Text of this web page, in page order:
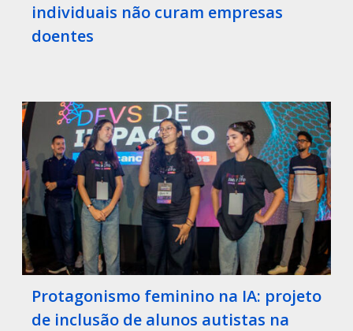
individuais não curam empresas
doentes
Protagonismo feminino na IA: projeto
de inclusão de alunos autistas na